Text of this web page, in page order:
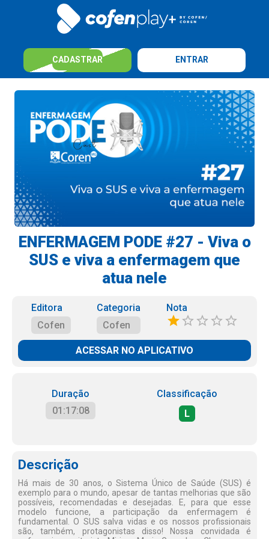
CADASTRAR ENTRAR
ENFERMAGEM PODE #27 - Viva o
SUS e viva a enfermagem que
atua nele
Editora
Cofen
Categoria
Cofen
Nota
ACESSAR NO APLICATIVO
Duração
01:17:08
Classificação
L
Descrição
Há mais de 30 anos, o Sistema Único de Saúde (SUS) é
exemplo para o mundo, apesar de tantas melhorias que são
possíveis, recomendadas e desejadas. E, para que esse
modelo funcione, a participação da enfermagem é
fundamental. O SUS salva vidas e os nossos profissionais
são, também, protagonistas disso! Nossa convidada é